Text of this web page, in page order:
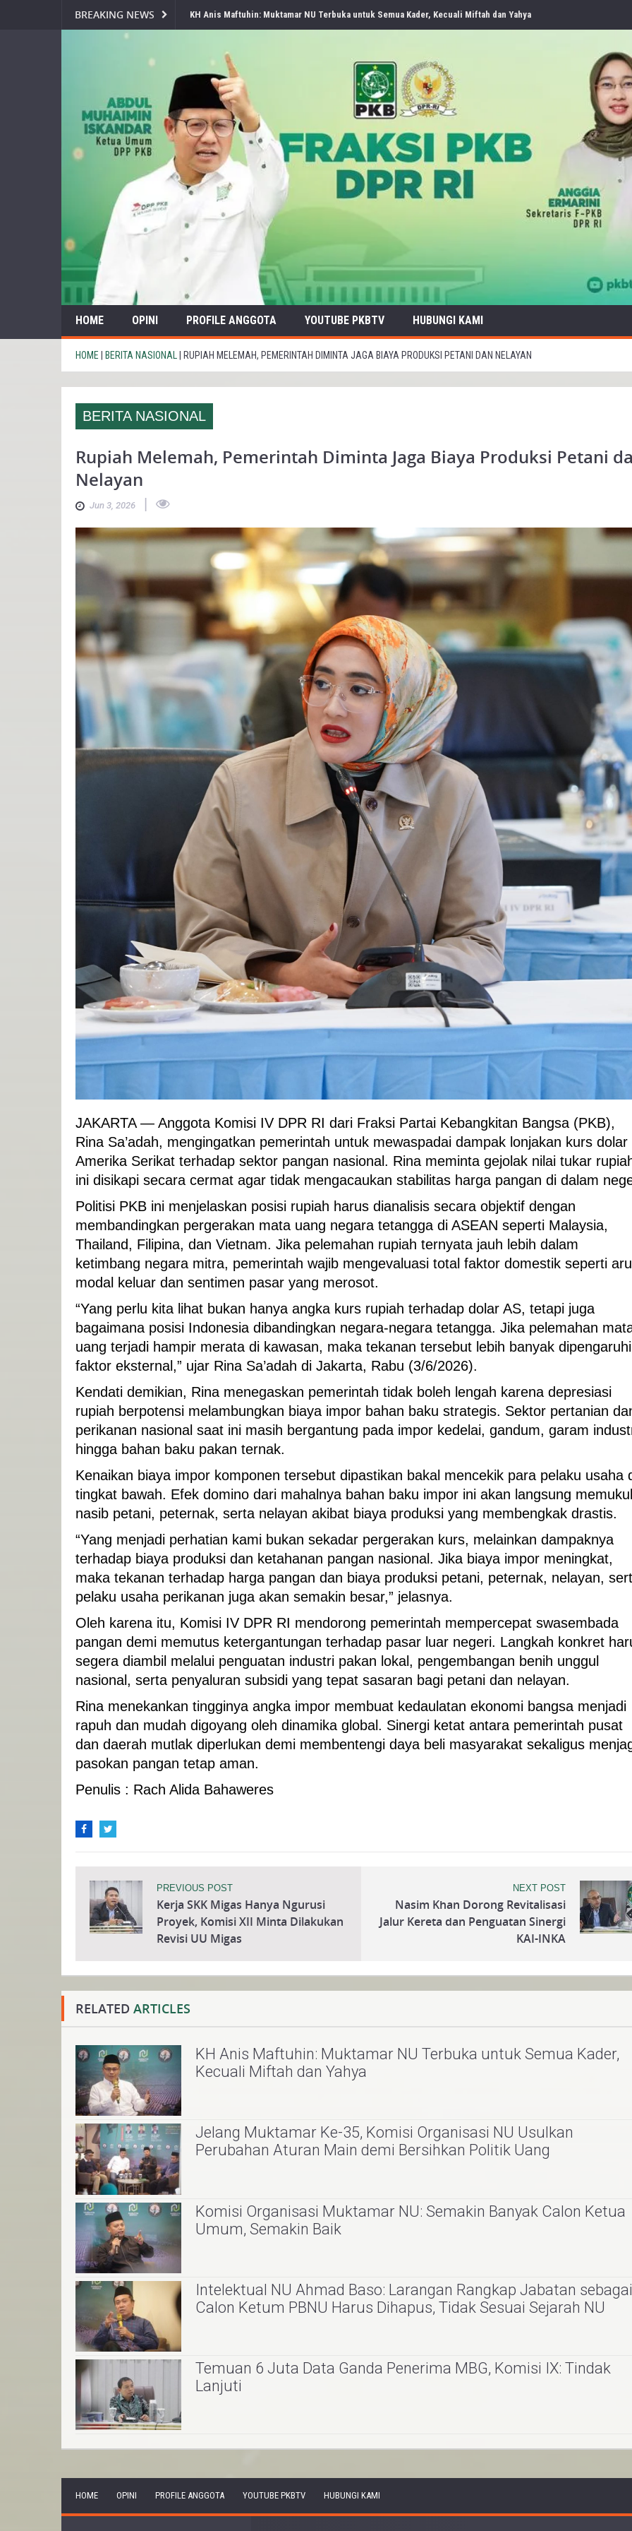
BREAKING NEWS Jelang Muktamar Ke-35, Komisi Organisasi NU Usulkan Perubahan Aturan Main demi Bersihkan Politik Uang
HOME OPINI PROFILE ANGGOTA YOUTUBE PKBTV HUBUNGI KAMI
HOME BERITA NASIONAL RUPIAH MELEMAH, PEMERINTAH DIMINTA JAGA BIAYA PRODUKSI PETANI DAN NELAYAN
BERITA NASIONAL
Rupiah Melemah, Pemerintah Diminta Jaga Biaya Produksi Petani
Nelayan
Jun 3, 2026
JAKARTA — Anggota Komisi IV DPR RI dari Fraksi Partai Kebangkitan Bangsa (PKB),
Rina Sa’adah, mengingatkan pemerintah untuk mewaspadai dampak lonjakan kurs dolar
Amerika Serikat terhadap sektor pangan nasional. Rina meminta gejolak nilai tukar
ini disikapi secara cermat agar tidak mengacaukan stabilitas harga pangan di dalam
Politisi PKB ini menjelaskan posisi rupiah harus dianalisis secara objektif dengan
membandingkan pergerakan mata uang negara tetangga di ASEAN seperti Malaysia,
Thailand, Filipina, dan Vietnam. Jika pelemahan rupiah ternyata jauh lebih dalam
ketimbang negara mitra, pemerintah wajib mengevaluasi total faktor domestik seperti
modal keluar dan sentimen pasar yang merosot.
“Yang perlu kita lihat bukan hanya angka kurs rupiah terhadap dolar AS, tetapi juga
bagaimana posisi Indonesia dibandingkan negara-negara tetangga. Jika pelemahan
uang terjadi hampir merata di kawasan, maka tekanan tersebut lebih banyak dipengaruhi
faktor eksternal,” ujar Rina Sa’adah di Jakarta, Rabu (3/6/2026).
Kendati demikian, Rina menegaskan pemerintah tidak boleh lengah karena depresiasi
rupiah berpotensi melambungkan biaya impor bahan baku strategis. Sektor pertanian
perikanan nasional saat ini masih bergantung pada impor kedelai, gandum, garam
hingga bahan baku pakan ternak.
Kenaikan biaya impor komponen tersebut dipastikan bakal mencekik para pelaku usaha
tingkat bawah. Efek domino dari mahalnya bahan baku impor ini akan langsung memukul
nasib petani, peternak, serta nelayan akibat biaya produksi yang membengkak drastis.
“Yang menjadi perhatian kami bukan sekadar pergerakan kurs, melainkan dampaknya
terhadap biaya produksi dan ketahanan pangan nasional. Jika biaya impor meningkat,
maka tekanan terhadap harga pangan dan biaya produksi petani, peternak, nelayan,
pelaku usaha perikanan juga akan semakin besar,” jelasnya.
Oleh karena itu, Komisi IV DPR RI mendorong pemerintah mempercepat swasembada
pangan demi memutus ketergantungan terhadap pasar luar negeri. Langkah konkret
segera diambil melalui penguatan industri pakan lokal, pengembangan benih unggul
nasional, serta penyaluran subsidi yang tepat sasaran bagi petani dan nelayan.
Rina menekankan tingginya angka impor membuat kedaulatan ekonomi bangsa menjadi
rapuh dan mudah digoyang oleh dinamika global. Sinergi ketat antara pemerintah pusat
dan daerah mutlak diperlukan demi membentengi daya beli masyarakat sekaligus
pasokan pangan tetap aman.
Penulis : Rach Alida Bahaweres
PREVIOUS POST
Kerja SKK Migas Hanya Ngurusi
Proyek, Komisi XII Minta Dilakukan
Revisi UU Migas
NEXT POST
Nasim Khan Dorong Revitalisasi
Jalur Kereta dan Penguatan Sinergi
KAI-INKA
RELATED ARTICLES
KH Anis Maftuhin: Muktamar NU Terbuka untuk Semua Kader,
Kecuali Miftah dan Yahya
Jelang Muktamar Ke-35, Komisi Organisasi NU Usulkan
Perubahan Aturan Main demi Bersihkan Politik Uang
Komisi Organisasi Muktamar NU: Semakin Banyak Calon Ketua
Umum, Semakin Baik
Intelektual NU Ahmad Baso: Larangan Rangkap Jabatan sebagai
Calon Ketum PBNU Harus Dihapus, Tidak Sesuai Sejarah NU
Temuan 6 Juta Data Ganda Penerima MBG, Komisi IX: Tindak
Lanjuti
HOME OPINI PROFILE ANGGOTA YOUTUBE PKBTV HUBUNGI KAMI